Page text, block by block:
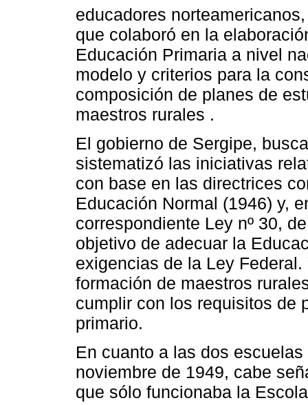
educadores
que colaboró ​​en la
Educación Primaria a nivel
modelo y criterios para la
composición de planes de
maestros rurales .
El gobierno de Sergipe,
sistematizó las iniciativas
con base en las directrices
Educación Normal (1946) y,
correspondiente Ley nº 30,
objetivo de adecuar la
exigencias de la Ley
formación de maestros
cumplir con los requisitos de
primario.
En cuanto a las dos
noviembre de 1949, cabe
que sólo funcionaba la